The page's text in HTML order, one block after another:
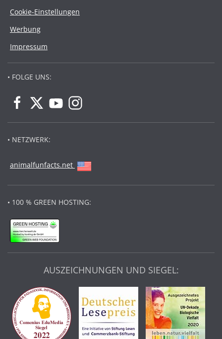
Cookie-Einstellungen
Werbung
Impressum
• FOLGE UNS:
• NETZWERK:
animalfunfacts.net
• 100 % GREEN HOSTING:
AUSZEICHNUNGEN UND SIEGEL: